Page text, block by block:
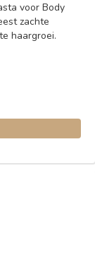
voor Body
zachte
haargroei.